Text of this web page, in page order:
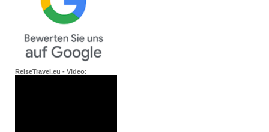
ReiseTravel.eu - Video: